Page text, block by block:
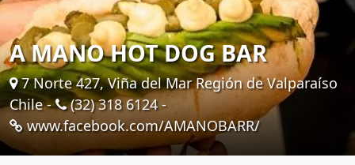
A MANO HOT DOG BAR
7 Norte 427, Viña del Mar Región de Valparaíso
Chile - (32) 318 6124-
www.facebook.com/AMANOBARR/